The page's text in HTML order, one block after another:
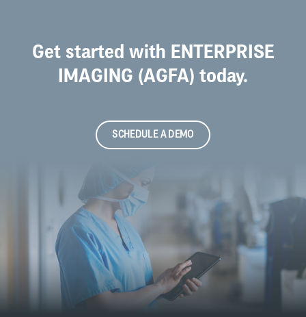
Get started with ENTERPRISE
IMAGING (AGFA) today.
SCHEDULE A DEMO